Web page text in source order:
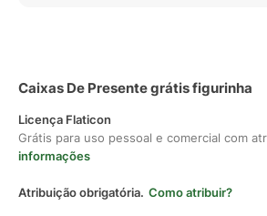
Caixas De Presente grátis figurinha
Licença Flaticon
Grátis para uso pessoal e comercial com
informações
Atribuição obrigatória. Como atribuir?